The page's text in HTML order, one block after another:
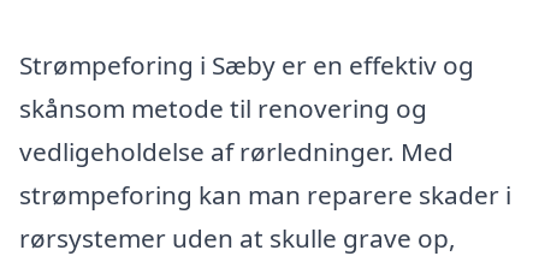
Strømpeforing i Sæby er en effektiv og
skånsom metode til renovering og
vedligeholdelse af rørledninger. Med
strømpeforing kan man reparere skader i
rørsystemer uden at skulle grave op,